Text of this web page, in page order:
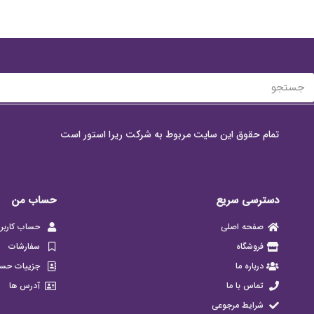
تمام حقوق این سایت مربوط به شرکت ریرا استور است
دسترسی سریع
صفحه اصلی
فروشگاه
درباره ما
تماس با ما
شرایط مرجوعی
حساب من
حساب
سفارشات
جزییات
آدرس ها